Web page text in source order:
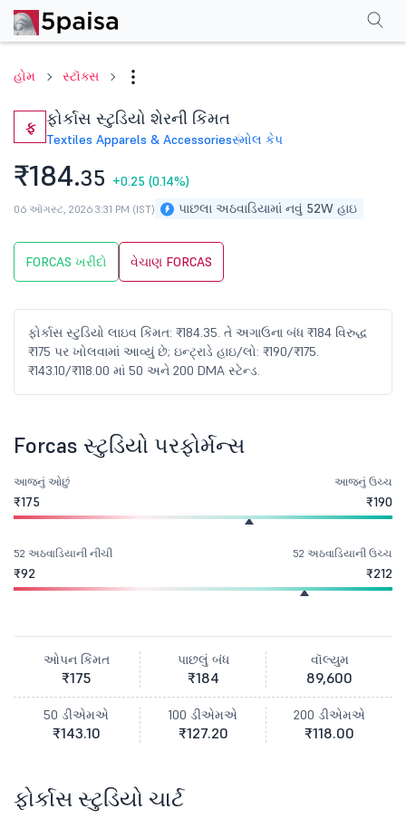
હોમ સ્ટૉક્સ
ફ ફોર્કાસ સ્ટુડિયો શેરની કિંમત
Textiles Apparels & Accessoriesસ્મોલ કેપ
₹184.35 +0.25 (0.14%)
પાછલા અઠવાડિયામાં નવું 52W હાઇ
06 ઑગસ્ટ, 2026 3:31 PM (IST)
FORCAS ખરીદો વેચાણ FORCAS
ફોર્કાસ સ્ટુડિયો લાઇવ કિંમત: ₹184.35. તે અગાઉના બંધ ₹184 વિરુદ્ધ
₹175 પર ખોલવામાં આવ્યું છે; ઇન્ટ્રાડે હાઇ/લો: ₹190/₹175.
₹143.10/₹118.00 માં 50 અને 200 DMA સ્ટેન્ડ.
પરફોર્મન્સફાઇનાન્શિયલ્સ વધુ
Forcas સ્ટુડિયો પરફોર્મન્સ
આજનું ઓછું
₹175
આજનું ઉચ્ચ
₹190
52 અઠવાડિયાની નીચી
₹92
52 અઠવાડિયાની ઉચ્ચ
₹212
ઓપન કિંમત
₹175
પાછલું બંધ
₹184
વૉલ્યુમ
89,600
50 ડીએમએ
₹143.10
100 ડીએમએ
₹127.20
200 ડીએમએ
₹118.00
ફોર્કાસ સ્ટુડિયો ચાર્ટ